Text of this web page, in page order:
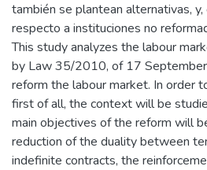
también se plantean alternativas,
respecto a instituciones no
This study analyzes the labour
by Law 35/2010, of 17
reform the labour market. In order
first of all, the context will be
main objectives of the reform will
reduction of the duality between
indefinite contracts, the